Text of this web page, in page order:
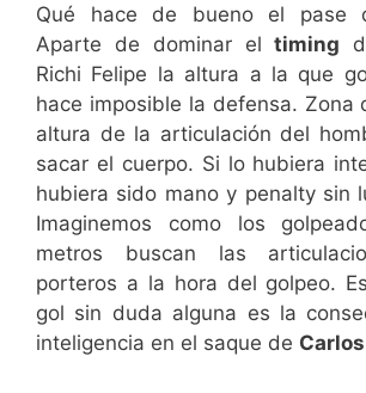
Qué hace de bueno el pase
Aparte de dominar eltiming
Richi Felipe la altura a la que
hace imposible la defensa. Zona
altura de la articulación del
sacar el cuerpo. Si lo hubiera
hubiera sido mano y penalty sin
Imaginemos como los
metros buscan las
porteros a la hora del golpeo.
gol sin duda alguna es la
inteligencia en el saque de